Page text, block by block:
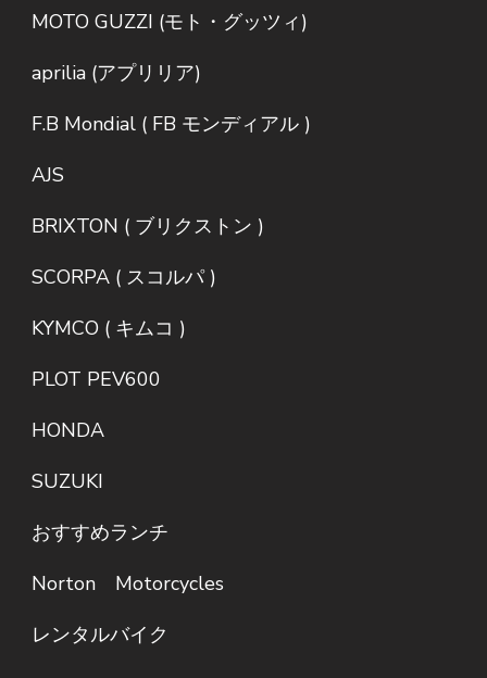
MOTO GUZZI (モト・グッツィ)
aprilia (アプリリア)
F.B Mondial ( FB モンディアル )
AJS
BRIXTON ( ブリクストン )
SCORPA ( スコルパ )
KYMCO ( キムコ )
PLOT PEV600
HONDA
SUZUKI
おすすめランチ
Norton Motorcycles
レンタルバイク